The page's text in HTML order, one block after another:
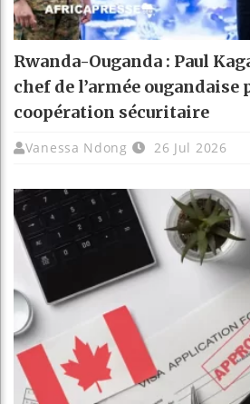
Rwanda-Ouganda : Paul
chef de l’armée
coopération sécuritaire
Vanessa Ndong 26 Jul 2026